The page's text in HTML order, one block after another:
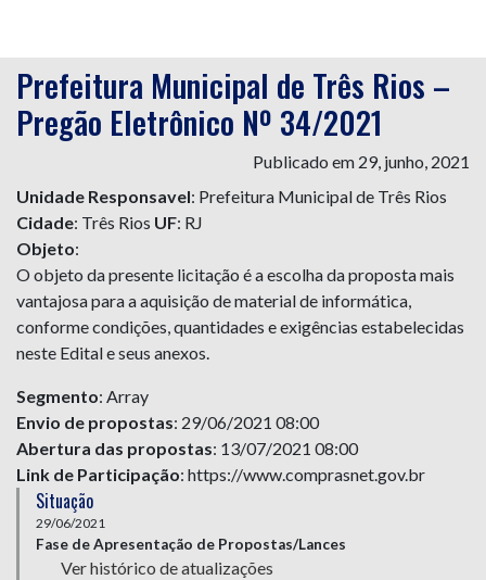
Prefeitura Municipal de Três Rios –
Pregão Eletrônico Nº 34/2021
Publicado em 29, junho, 2021
Unidade Responsavel: Prefeitura Municipal de Três Rios
Cidade: Três Rios UF: RJ
Objeto:
O objeto da presente licitação é a escolha da proposta mais
vantajosa para a aquisição de material de informática,
conforme condições, quantidades e exigências estabelecidas
neste Edital e seus anexos.
Segmento: Array
Envio de propostas: 29/06/2021 08:00
Abertura das propostas: 13/07/2021 08:00
Link de Participação: https://www.comprasnet.gov.br
Situação
29/06/2021
Fase de Apresentação de Propostas/Lances
Ver histórico de atualizações